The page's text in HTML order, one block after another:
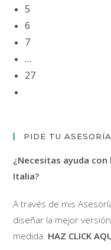
5
6
7
…
27
página
PIDE TU
¿Necesitas ayuda
Italia?
A través de mis
diseñar la mejor
medida. HAZ CLICK